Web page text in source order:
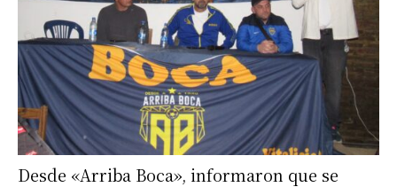
Desde «Arriba Boca», informaron que se